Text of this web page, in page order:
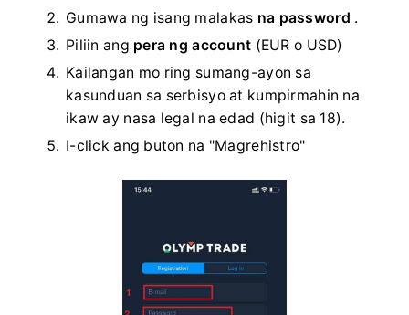
Gumawa ng isang malakas na password .
Piliin ang pera ng account (EUR o USD)
Kailangan mo ring sumang-ayon sa
kasunduan sa serbisyo at kumpirmahin na
ikaw ay nasa legal na edad (higit sa 18).
I-click ang buton na "Magrehistro"